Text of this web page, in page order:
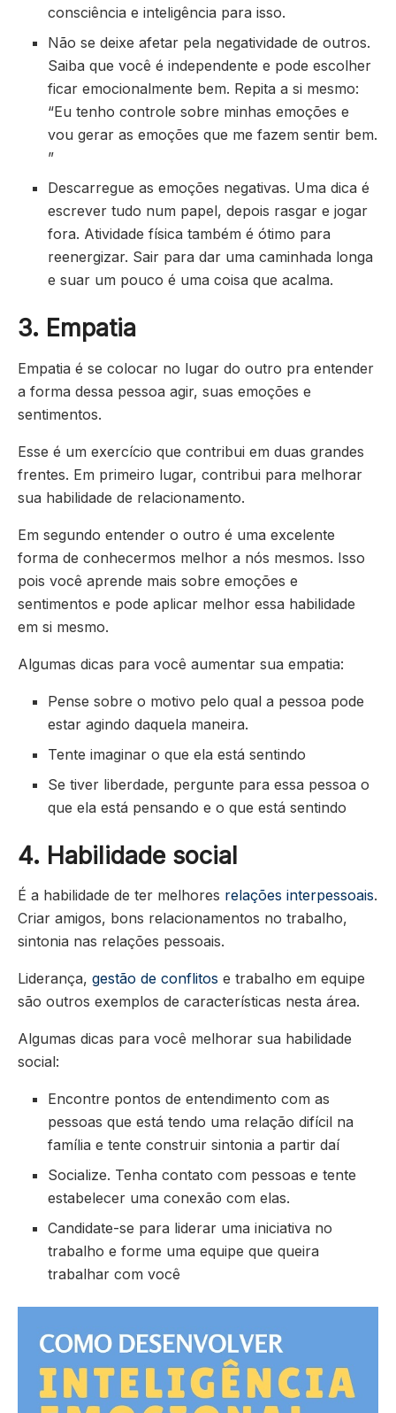
consciência e inteligência para isso.
Não se deixe afetar pela negatividade de outros.
Saiba que você é independente e pode escolher
ficar emocionalmente bem. Repita a si mesmo:
“Eu tenho controle sobre minhas emoções e
vou gerar as emoções que me fazem sentir bem.
”
Descarregue as emoções negativas. Uma dica é
escrever tudo num papel, depois rasgar e jogar
fora. Atividade física também é ótimo para
reenergizar. Sair para dar uma caminhada longa
e suar um pouco é uma coisa que acalma.
3. Empatia
Empatia é se colocar no lugar do outro pra entender
a forma dessa pessoa agir, suas emoções e
sentimentos.
Esse é um exercício que contribui em duas grandes
frentes. Em primeiro lugar, contribui para melhorar
sua habilidade de relacionamento.
Em segundo entender o outro é uma excelente
forma de conhecermos melhor a nós mesmos. Isso
pois você aprende mais sobre emoções e
sentimentos e pode aplicar melhor essa habilidade
em si mesmo.
Algumas dicas para você aumentar sua empatia:
Pense sobre o motivo pelo qual a pessoa pode
estar agindo daquela maneira.
Tente imaginar o que ela está sentindo
Se tiver liberdade, pergunte para essa pessoa o
que ela está pensando e o que está sentindo
4. Habilidade social
É a habilidade de ter melhores relações interpessoais.
Criar amigos, bons relacionamentos no trabalho,
sintonia nas relações pessoais.
Liderança, gestão de conflitos e trabalho em equipe
são outros exemplos de características nesta área.
Algumas dicas para você melhorar sua habilidade
social:
Encontre pontos de entendimento com as
pessoas que está tendo uma relação difícil na
família e tente construir sintonia a partir daí
Socialize. Tenha contato com pessoas e tente
estabelecer uma conexão com elas.
Candidate-se para liderar uma iniciativa no
trabalho e forme uma equipe que queira
trabalhar com você